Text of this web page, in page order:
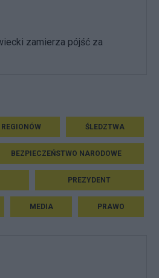
zamierza pójść za
ŚLEDZTWA
BEZPIECZEŃSTWO NARODOWE
PREZYDENT
MEDIA PRAWO